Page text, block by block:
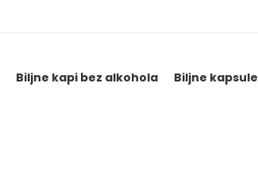
Biljne kapi bez alkohola Biljne kapsule